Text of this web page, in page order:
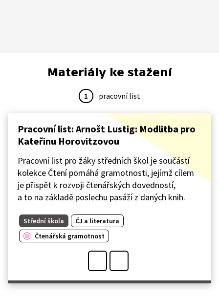
Materiály ke stažení
1 pracovní list
Pracovní list: Arnošt Lustig: Modlitba pro
Kateřinu Horovitzovou
Pracovní list pro žáky středních škol je součástí
kolekce Čtení pomáhá gramotnosti, jejímž cílem
je přispět k rozvoji čtenářských dovedností,
a to na základě poslechu pasáží z daných knih.
Střední škola
ČJ a literatura
Čtenářská gramotnost